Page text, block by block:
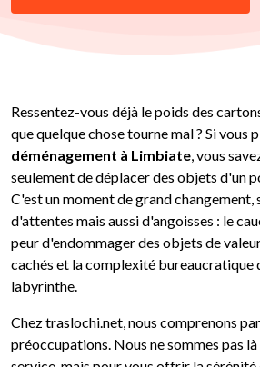
Ressentez-vous déjà le poids des
que quelque chose tourne mal ? Si vous
déménagement à Limbiate, vous
seulement de déplacer des objets d'un
C'est un moment de grand changement,
d'attentes mais aussi d'angoisses : le
peur d'endommager des objets de
cachés et la complexité bureaucratique
labyrinthe.
Chez traslochi.net, nous comprenons
préoccupations. Nous ne sommes pas